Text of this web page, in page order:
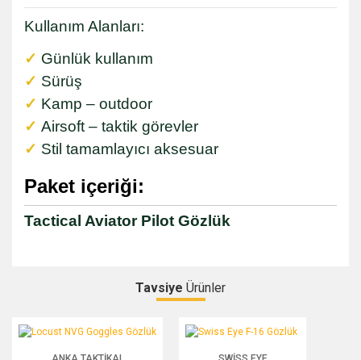
Kullanım Alanları:
✓ Günlük kullanım
✓ Sürüş
✓ Kamp – outdoor
✓ Airsoft – taktik görevler
✓ Stil tamamlayıcı aksesuar
Paket içeriği:
Tactical Aviator Pilot Gözlük
Bu ürüne ilk yorumu siz yapın!
Tavsiye Ürünler
Locust NVG Goggles Gözlük Swiss Eye F-16 Gözlük